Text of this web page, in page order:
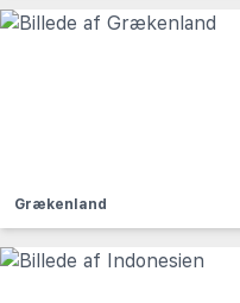
Grækenland